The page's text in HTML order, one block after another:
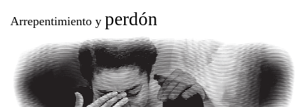
Arrepentimiento y perdón